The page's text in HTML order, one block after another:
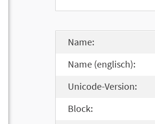
Name:
Name (englisch):
Unicode-Version:
Block: